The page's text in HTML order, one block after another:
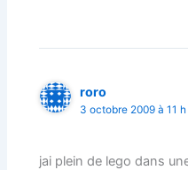
roro
3 octobre 2009 à 11 h
jai plein de lego dans